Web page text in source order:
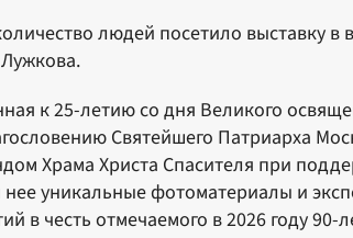
людей посетило выставку в
к 25-летию со дня Великого
Святейшего Патриарха
Храма Христа Спасителя при
уникальные фотоматериалы и
в честь отмечаемого в 2026 году